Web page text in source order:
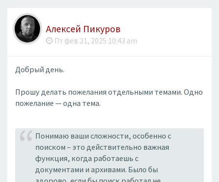
Алексей Пикуров
Пт фев 21, 2025 10:43 am
Добрый день.
Прошу делать пожелания отдельными темами. Одно
пожелание — одна тема.
Понимаю ваши сложности, особенно с
поиском – это действительно важная
функция, когда работаешь с
документами и архивами. Было бы